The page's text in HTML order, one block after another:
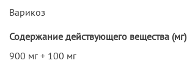
Варикоз
Содержание действующего вещества (мг)
900 мг + 100 мг